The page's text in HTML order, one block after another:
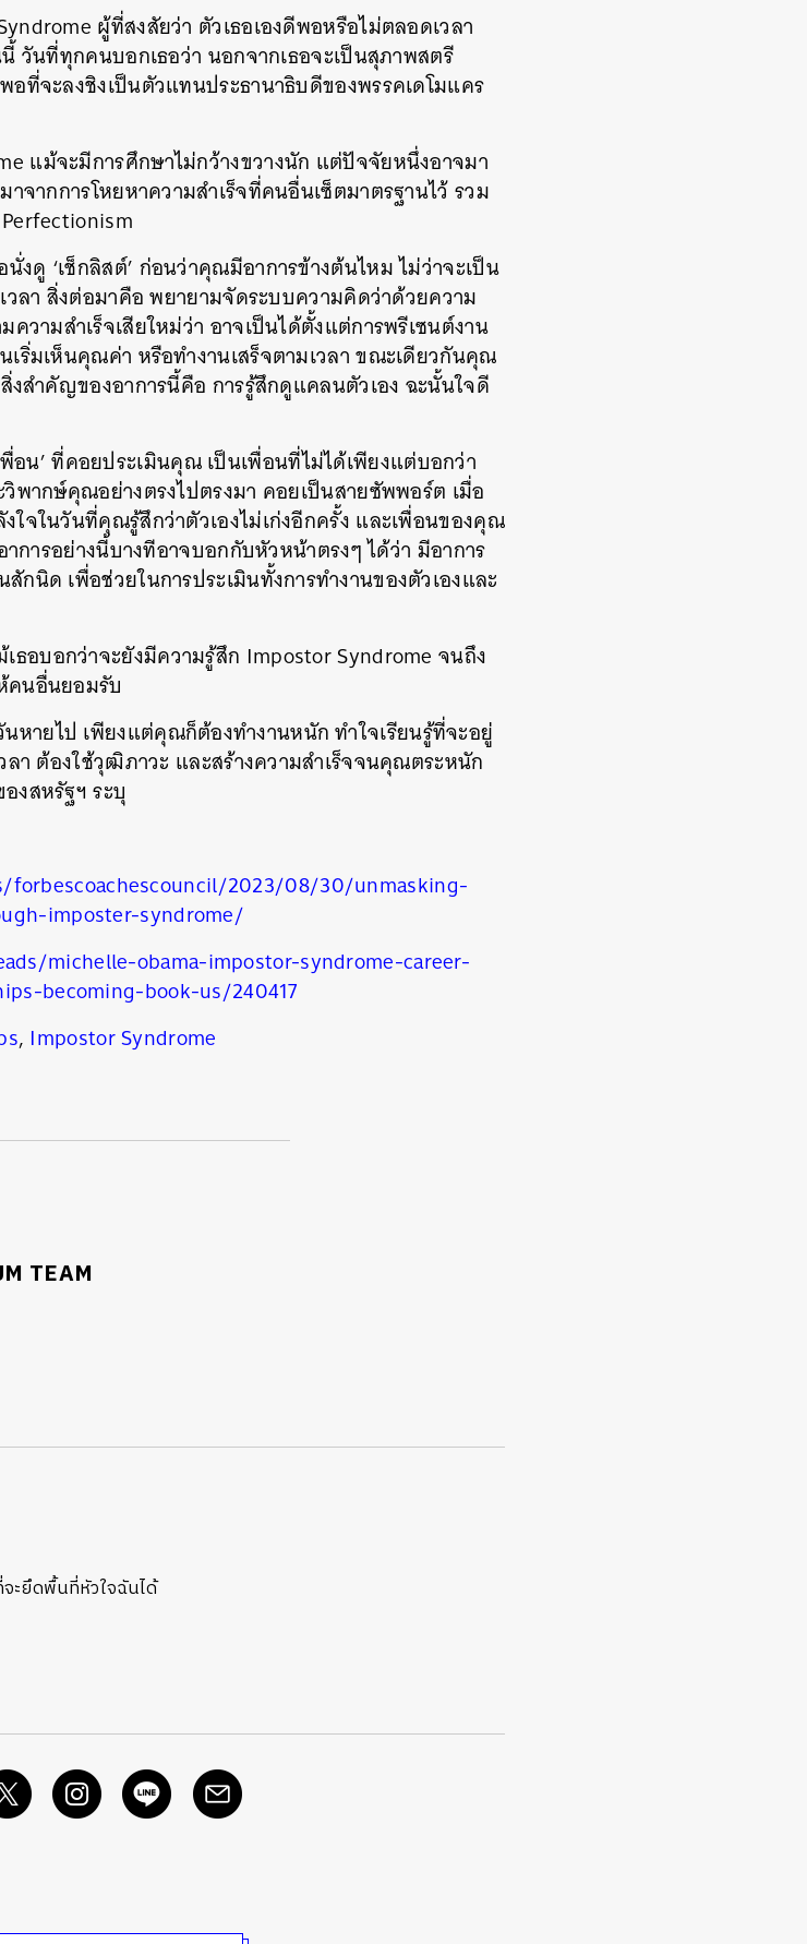
ผู้ที่สงสัยว่า ตัวเธอเองดีพอหรือไม่ตลอดเวลา
วันที่ทุกคนบอกเธอว่า นอกจากเธอจะเป็นสุภาพสตรี
ที่จะลงชิงเป็นตัวแทนประธานาธิบดีของพรรคเดโมแคร
แม้จะมีการศึกษาไม่กว้างขวางนัก แต่ปัจจัยหนึ่งอาจมา
จากการโหยหาความสำเร็จที่คนอื่นเซ็ตมาตรฐานไว้ รวม
งดู ‘เช็กลิสต์’ ก่อนว่าคุณมีอาการข้างต้นไหม ไม่ว่าจะเป็น
ลา สิ่งต่อมาคือ พยายามจัดระบบความคิดว่าด้วยความ
วามสำเร็จเสียใหม่ว่า อาจเป็นได้ตั้งแต่การพรีเซนต์งาน
ริ่มเห็นคุณค่า หรือทำงานเสร็จตามเวลา ขณะเดียวกันคุณ
งสำคัญของอาการนี้คือ การรู้สึกดูแคลนตัวเอง ฉะนั้นใจดี
น’ ที่คอยประเมินคุณ เป็นเพื่อนที่ไม่ได้เพียงแต่บอกว่า
ากษ์คุณอย่างตรงไปตรงมา คอยเป็นสายซัพพอร์ต เมื่อ
ใจในวันที่คุณรู้สึกว่าตัวเองไม่เก่งอีกครั้ง และเพื่อนของคุณ
การอย่างนี้บางทีอาจบอกกับหัวหน้าตรงๆ ได้ว่า มีอาการ
นิด เพื่อช่วยในการประเมินทั้งการทำงานของตัวเองและ
ธอบอกว่าจะยังมีความรู้สึก Impostor Syndrome จนถึง
คนอื่นยอมรับ
หายไป เพียงแต่คุณก็ต้องทำงานหนัก ทำใจเรียนรู้ที่จะอยู่
า ต้องใช้วุฒิภาวะ และสร้างความสำเร็จจนคุณตระหนัก
งสหรัฐฯ ระบุ
2023/08/30/unmasking-
imposter-syndrome/
michelle-obama-impostor-syndrome-career-
becoming-book-us/240417
, Impostor Syndrome
TEAM
จะยึดพื้นที่หัวใจฉันได้
TWEET LINE EMAIL